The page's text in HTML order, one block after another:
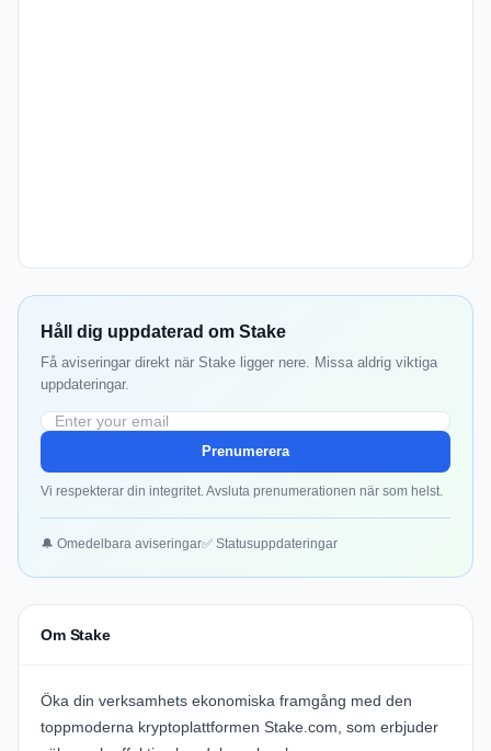
Håll dig uppdaterad om Stake
Få aviseringar direkt när Stake ligger nere. Missa aldrig viktiga
uppdateringar.
Prenumerera
Vi respekterar din integritet. Avsluta prenumerationen när som helst.
🔔 Omedelbara aviseringar✅ Statusuppdateringar
Om Stake
Öka din verksamhets ekonomiska framgång med den
toppmoderna kryptoplattformen Stake.com, som erbjuder